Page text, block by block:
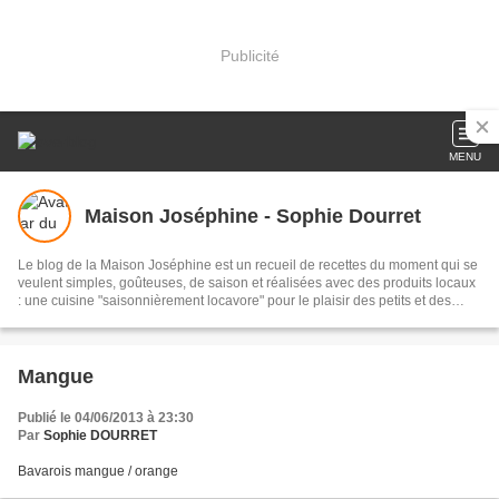
Publicité
MENU
Maison Joséphine - Sophie Dourret
Le blog de la Maison Joséphine est un recueil de recettes du moment qui se
veulent simples, goûteuses, de saison et réalisées avec des produits locaux
: une cuisine "saisonnièrement locavore" pour le plaisir des petits et des
Mangue
Publié le 04/06/2013 à 23:30
Par Sophie DOURRET
Bavarois mangue / orange